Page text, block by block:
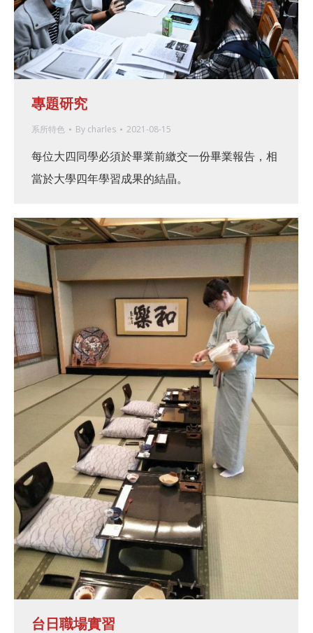
專題研究
系所特色 By charles 2021-08-15
每位大四同學必須於畢業前繳交一份畢業報告，相
當於大學四年學習成果的結晶。
台日職場實習